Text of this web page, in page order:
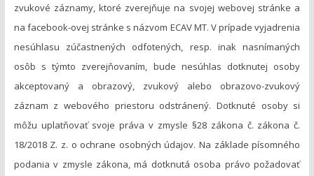
zvukové záznamy, ktoré zverejňuje na svojej webovej stránke a
na facebook-ovej stránke s názvom ECAV MT. V prípade vyjadrenia
nesúhlasu zúčastnených odfotených, resp. inak nasnímaných
osôb s týmto zverejňovaním, bude nesúhlas dotknutej osoby
akceptovaný a obrazový, zvukový alebo obrazovo-zvukový
záznam z webového priestoru odstránený. Dotknuté osoby si
môžu uplatňovať svoje práva v zmysle §28 zákona č. zákona č.
18/2018 Z. z. o ochrane osobných údajov. Na základe písomného
podania v zmysle zákona, má dotknutá osoba právo požadovať